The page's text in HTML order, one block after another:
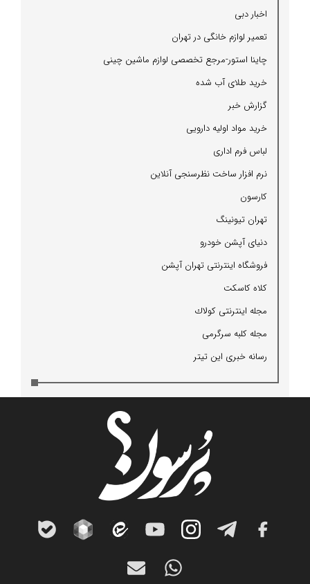
اخبار دبی
تعمیر لوازم خانگی در تهران
چاینا استور-مرجع تخصصی لوازم ماشین چینی
خرید طلای آب شده
گزارش خبر
خرید مواد اولیه دارویی
لباس فرم اداری
نرم افزار ساخت نظرسنجی آنلاین
كارسون
تهران تیونینگ
دنیای آپشن خودرو
فروشگاه اینترنتی تهران آپشن
كلاه كاسكت
مجله اینترنتی كولاك
مجله كلبه سرگرمی
رسانه خبری این تیتر